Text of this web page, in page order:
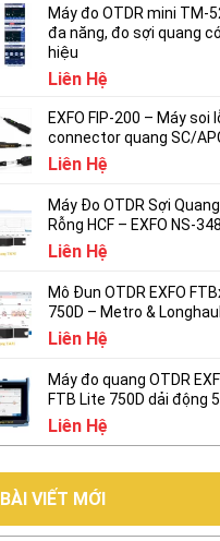
Máy đo OTDR mini TM-
đa năng, đo sợi quang
hiệu
Liên Hệ
EXFO FIP-200 – Máy soi
connector quang SC/
Liên Hệ
Máy Đo OTDR Sợi
Rỗng HCF – EXFO NS-
Liên Hệ
Mô Đun OTDR EXFO
750D – Metro & Longhaul
Liên Hệ
Máy đo quang OTDR
FTB Lite 750D dải động
Liên Hệ
BÀI VIẾT MỚI